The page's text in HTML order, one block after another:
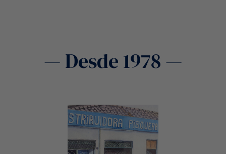
— Desde 1978 —